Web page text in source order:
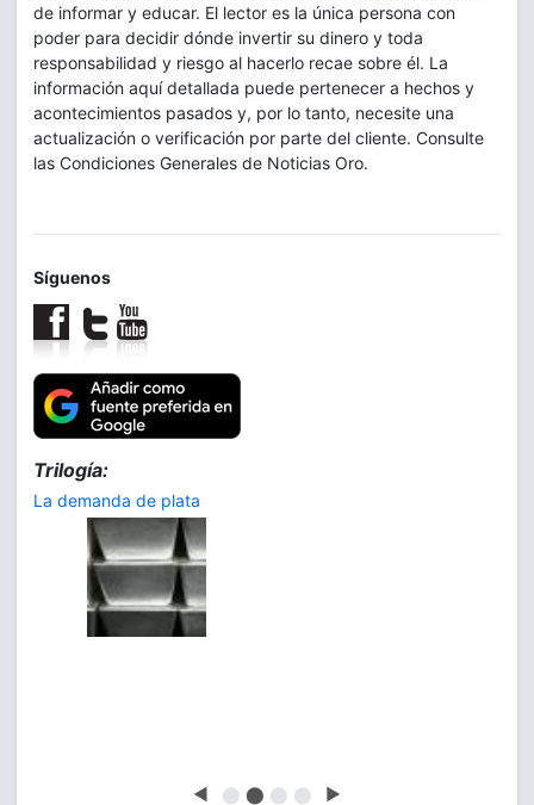
de informar y educar. El lector es la única persona con
poder para decidir dónde invertir su dinero y toda
responsabilidad y riesgo al hacerlo recae sobre él. La
información aquí detallada puede pertenecer a hechos y
acontecimientos pasados y, por lo tanto, necesite una
actualización o verificación por parte del cliente. Consulte
las Condiciones Generales de Noticias Oro.
Síguenos
Trilogía:
La demanda de plata
◀ ⬤ ⬤ ⬤ ⬤ ▶